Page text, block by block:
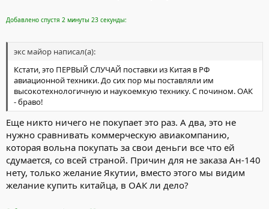
Добавлено спустя 2 минуты 23 секунды:
экс майор написал(а):
Кстати, это ПЕРВЫЙ СЛУЧАЙ поставки из Китая в РФ
авиационной техники. До сих пор мы поставляли им
высокотехнологичную и наукоемкую технику. С почином. ОАК
- браво!
Еще никто ничего не покупает это раз. А два, это не
нужно сравнивать коммерческую авиакомпанию,
которая вольна покупать за свои деньги все что ей
сдумается, со всей страной. Причин для не заказа Ан-140
нету, только желание Якутии, вместо этого мы видим
желание купить китайца, в ОАК ли дело?